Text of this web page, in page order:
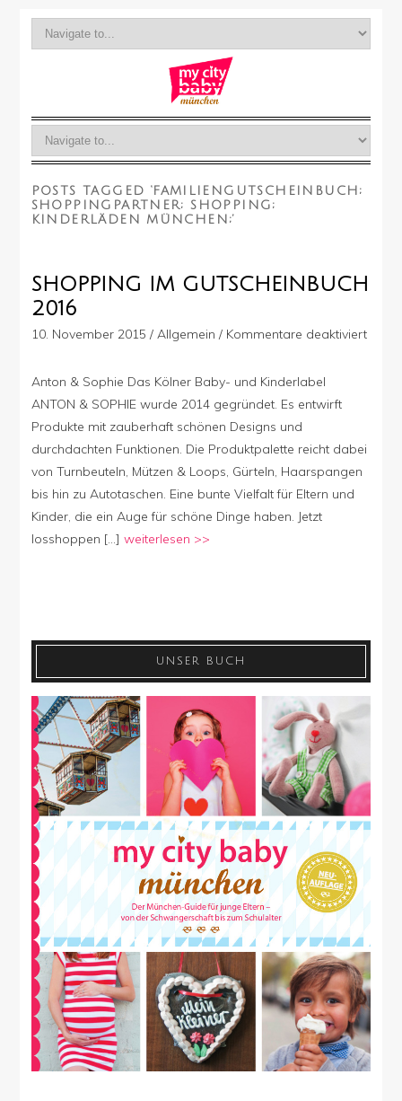
POSTS TAGGED ‘FAMILIENGUTSCHEINBUCH;
SHOPPINGPARTNER; SHOPPING;
KINDERLÄDEN MÜNCHEN;’
SHOPPING IM GUTSCHEINBUCH
2016
10. November 2015 / Allgemein / Kommentare deaktiviertfür
Anton & Sophie Das Kölner Baby- und Kinderlabel
ANTON & SOPHIE wurde 2014 gegründet. Es entwirft
Produkte mit zauberhaft schönen Designs und
durchdachten Funktionen. Die Produktpalette reicht dabei
von Turnbeuteln, Mützen & Loops, Gürteln, Haarspangen
bis hin zu Autotaschen. Eine bunte Vielfalt für Eltern und
Kinder, die ein Auge für schöne Dinge haben. Jetzt
losshoppen […] weiterlesen >>
UNSER BUCH